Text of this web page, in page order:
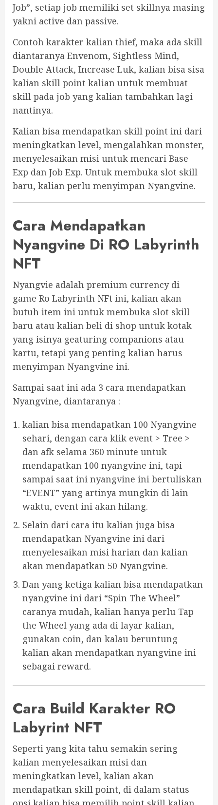
Job”, setiap job memiliki set skillnya masing
yakni active dan passive.
Contoh karakter kalian thief, maka ada skill
diantaranya Envenom, Sightless Mind,
Double Attack, Increase Luk, kalian bisa sisa
kalian skill point kalian untuk membuat
skill pada job yang kalian tambahkan lagi
nantinya.
Kalian bisa mendapatkan skill point ini dari
meningkatkan level, mengalahkan monster,
menyelesaikan misi untuk mencari Base
Exp dan Job Exp. Untuk membuka slot skill
baru, kalian perlu menyimpan Nyangvine.
Cara Mendapatkan
Nyangvine Di RO Labyrinth
NFT
Nyangvie adalah premium currency di
game Ro Labyrinth NFt ini, kalian akan
butuh item ini untuk membuka slot skill
baru atau kalian beli di shop untuk kotak
yang isinya geaturing companions atau
kartu, tetapi yang penting kalian harus
menyimpan Nyangvine ini.
Sampai saat ini ada 3 cara mendapatkan
Nyangvine, diantaranya :
kalian bisa mendapatkan 100 Nyangvine
sehari, dengan cara klik event > Tree >
dan afk selama 360 minute untuk
mendapatkan 100 nyangvine ini, tapi
sampai saat ini nyangvine ini bertuliskan
“EVENT” yang artinya mungkin di lain
waktu, event ini akan hilang.
Selain dari cara itu kalian juga bisa
mendapatkan Nyangvine ini dari
menyelesaikan misi harian dan kalian
akan mendapatkan 50 Nyangvine.
Dan yang ketiga kalian bisa mendapatkan
nyangvine ini dari “Spin The Wheel”
caranya mudah, kalian hanya perlu Tap
the Wheel yang ada di layar kalian,
gunakan coin, dan kalau beruntung
kalian akan mendapatkan nyangvine ini
sebagai reward.
Cara Build Karakter RO
Labyrint NFT
Seperti yang kita tahu semakin sering
kalian menyelesaikan misi dan
meningkatkan level, kalian akan
mendapatkan skill point, di dalam status